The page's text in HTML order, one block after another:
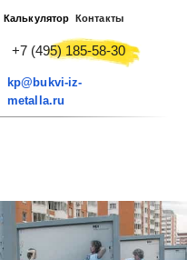
Калькулятор
+7 (495) 185-58-30
kp@bukvi-iz-
metalla.ru
Контакты